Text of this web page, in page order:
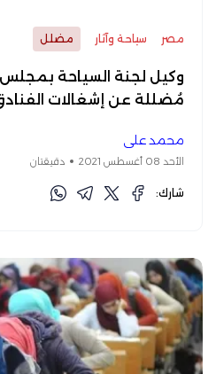
مصر سياحة وآثار مضلل
وكيل لجنة السياحة
مُضللة عن إشغالات
محمد علي
الأحد 08 أغسطس 2021 دقيقتان
شارك: